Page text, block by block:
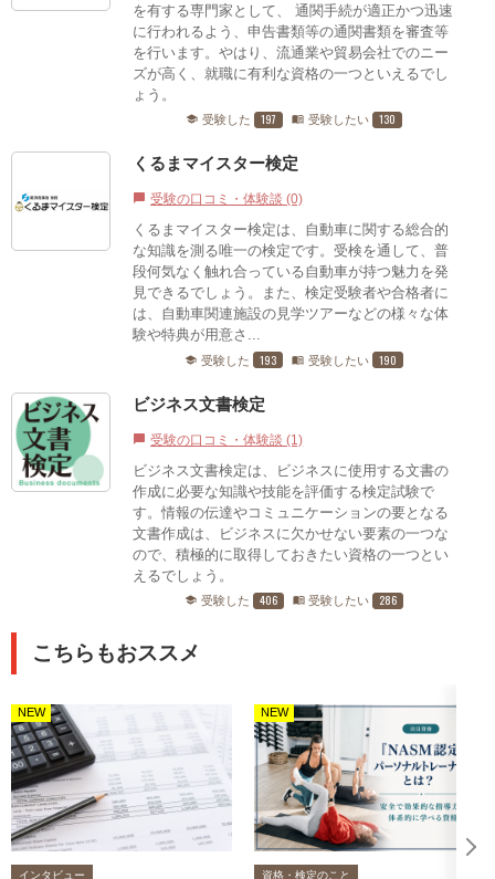
を有する専門家として、 通関手続が適正かつ迅速
に行われるよう、申告書類等の通関書類を審査等
を行います。やはり、流通業や貿易会社でのニー
ズが高く、就職に有利な資格の一つといえるでし
ょう。
school 受験した 197 menu_book 受験したい 130
くるまマイスター検定
chat_bubble 受験の口コミ・体験談 (0)
くるまマイスター検定は、自動車に関する総合的
な知識を測る唯一の検定です。受検を通して、普
段何気なく触れ合っている自動車が持つ魅力を発
見できるでしょう。また、検定受験者や合格者に
は、自動車関連施設の見学ツアーなどの様々な体
験や特典が用意さ...
school 受験した 193 menu_book 受験したい 190
ビジネス文書検定
chat_bubble 受験の口コミ・体験談 (1)
ビジネス文書検定は、ビジネスに使用する文書の
作成に必要な知識や技能を評価する検定試験で
す。情報の伝達やコミュニケーションの要となる
文書作成は、ビジネスに欠かせない要素の一つな
ので、積極的に取得しておきたい資格の一つとい
えるでしょう。
school 受験した 406 menu_book 受験したい 286
こちらもおススメ
NEW
インタビュー
NEW
資格・検定のこと